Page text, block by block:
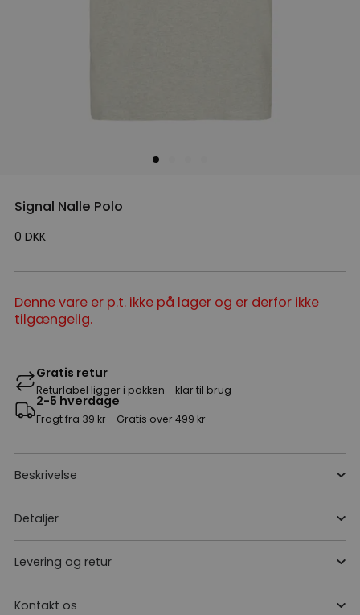
Signal Nalle Polo
0 DKK
Denne vare er p.t. ikke på lager og er derfor ikke
tilgængelig.
Gratis retur
Returlabel ligger i pakken - klar til brug
2-5 hverdage
Fragt fra 39 kr - Gratis over 499 kr
Beskrivelse
Detaljer
Levering og retur
Kontakt os